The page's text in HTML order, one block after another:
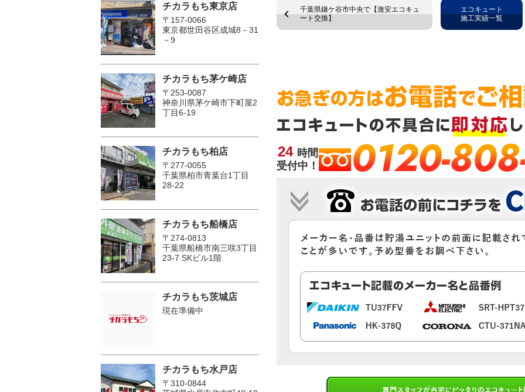
千葉県鎌ケ谷市中央で【激安エコキュ
ート交換】
エコキュート
施工実績一覧
24 時間
受付中！
0120-
チカラもち東京店
〒157-0066
東京都世田谷区成城8－31
－9
チカラもち茅ケ崎店
〒253-0087
神奈川県茅ケ崎市下町屋2
丁目6-19
チカラもち柏店
〒277-0055
千葉県柏市青葉台1丁目
28-22
チカラもち船橋店
〒274-0813
千葉県船橋市南三咲3丁目
23-7 SKビル1階
チカラもち茨城店
現在準備中
チカラもち水戸店
〒310-0844